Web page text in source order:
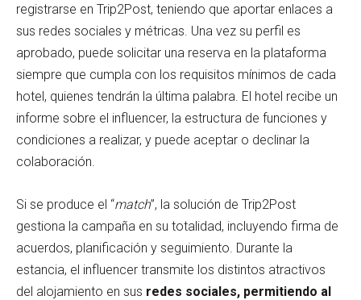
registrarse en Trip2Post, teniendo que aportar enlaces a
sus redes sociales y métricas. Una vez su perfil es
aprobado, puede solicitar una reserva en la plataforma
siempre que cumpla con los requisitos mínimos de cada
hotel, quienes tendrán la última palabra. El hotel recibe un
informe sobre el influencer, la estructura de funciones y
condiciones a realizar, y puede aceptar o declinar la
colaboración.
Si se produce el “match”, la solución de Trip2Post
gestiona la campaña en su totalidad, incluyendo firma de
acuerdos, planificación y seguimiento. Durante la
estancia, el influencer transmite los distintos atractivos
del alojamiento en sus redes sociales, permitiendo al